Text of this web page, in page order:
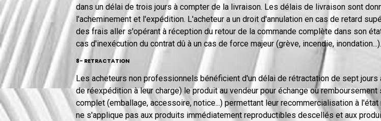
dans un délai de trois jours à compter de la livraison. Les délais de livraison sont
l'acheminement et l'expédition. L'acheteur a un droit d'annulation en cas de retard
des frais aller s'opérant à réception du retour de la commande complète dans son
cas d'inexécution du contrat dû à un cas de force majeur (grève, incendie, inondation...).
8- RETRACTATION
Les acheteurs non professionnels bénéficient d'un délai de rétractation de sept
de réexpédition à leur charge) le produit au vendeur pour échange ou
complet (emballage, accessoire, notice...) permettant leur recommercialisation à
ne s'applique pas aux produits immédiatement reproductibles descellés et aux